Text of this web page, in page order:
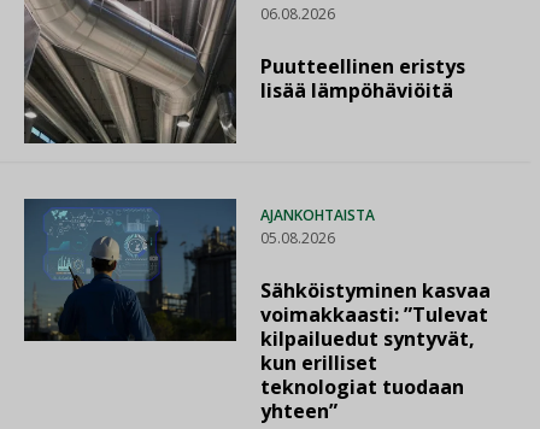
06.08.2026
Puutteellinen eristys
lisää lämpöhäviöitä
AJANKOHTAISTA
05.08.2026
Sähköistyminen kasvaa
voimakkaasti: ”Tulevat
kilpailuedut syntyvät,
kun erilliset
teknologiat tuodaan
yhteen”